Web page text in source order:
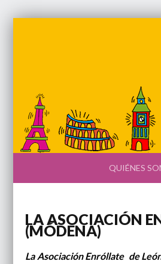
QUIÉNES
LA ASOCIACIÓN
(MÓDENA)
La Asociación Enróllate de